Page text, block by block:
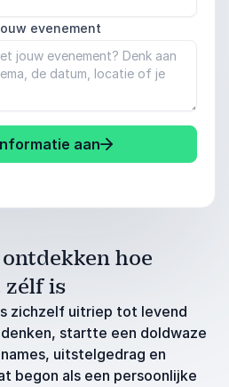
evenement
aan
hoe
is
zichzelf uitriep tot levend
startte een doldwaze
uitstelgedrag en
begon als een persoonlijke